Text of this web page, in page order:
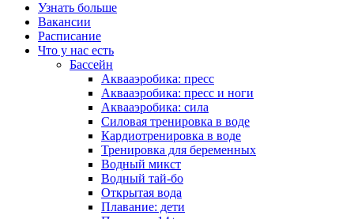
Узнать больше
Вакансии
Расписание
Что у нас есть
Бассейн
Аквааэробика: пресс
Аквааэробика: пресс и ноги
Аквааэробика: сила
Силовая тренировка в воде
Кардиотренировка в воде
Тренировка для беременных
Водный микст
Водный тай-бо
Открытая вода
Плавание: дети